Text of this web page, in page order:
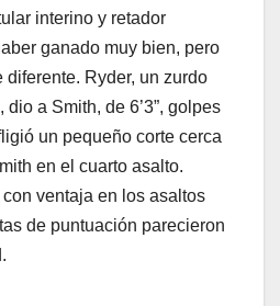
interino y retador
ganado muy bien, pero
diferente. Ryder, un zurdo
a Smith, de 6’3”, golpes
un pequeño corte cerca
en el cuarto asalto.
ventaja en los asaltos
de puntuación parecieron